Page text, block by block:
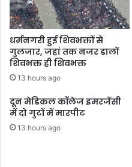
धर्मनगरी हुई शिवभक्तों से
गुलजार, जहां तक नजर डालों
शिवभक्त ही शिवभक्त
13 hours ago
दून मेडिकल कॉलेज इमरजेंसी
में दो गुटों में मारपीट
13 hours ago